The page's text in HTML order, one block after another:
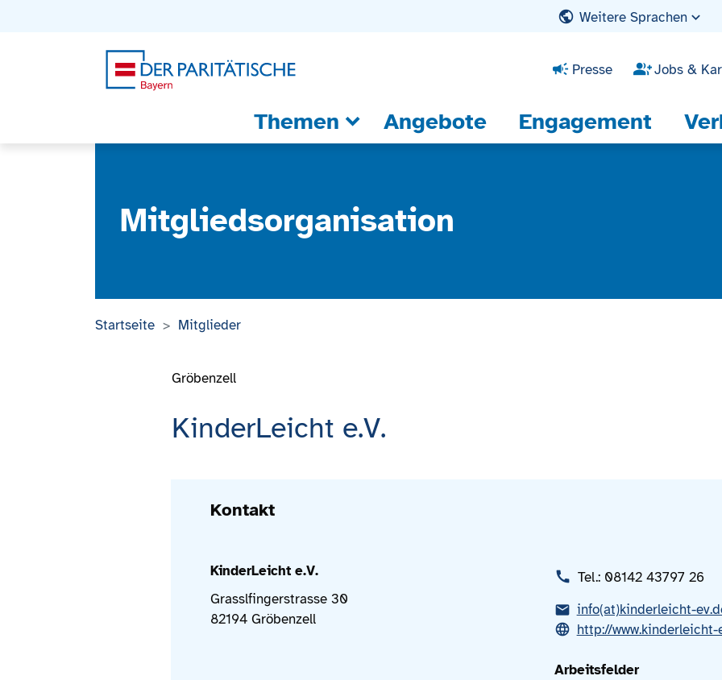
Weitere Sprachen
Presse Jobs &
Themen Angebote Engagement
Mitgliedsorganisation
Startseite Mitglieder
KinderLeicht e.V.
Gröbenzell
Kontakt
KinderLeicht e.V.
Grasslfingerstrasse 30
82194 Gröbenzell
Tel.: 08142 43797 26
info(at)kinderleicht-
http://www.kinderleicht-
Arbeitsfelder